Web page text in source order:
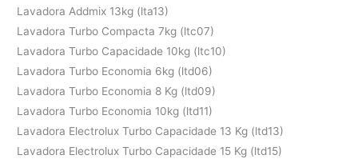
Lavadora Addmix 13kg (lta13)
Lavadora Turbo Compacta 7kg (ltc07)
Lavadora Turbo Capacidade 10kg (ltc10)
Lavadora Turbo Economia 6kg (ltd06)
Lavadora Turbo Economia 8 Kg (ltd09)
Lavadora Turbo Economia 10kg (ltd11)
Lavadora Electrolux Turbo Capacidade 13 Kg (ltd13)
Lavadora Electrolux Turbo Capacidade 15 Kg (ltd15)